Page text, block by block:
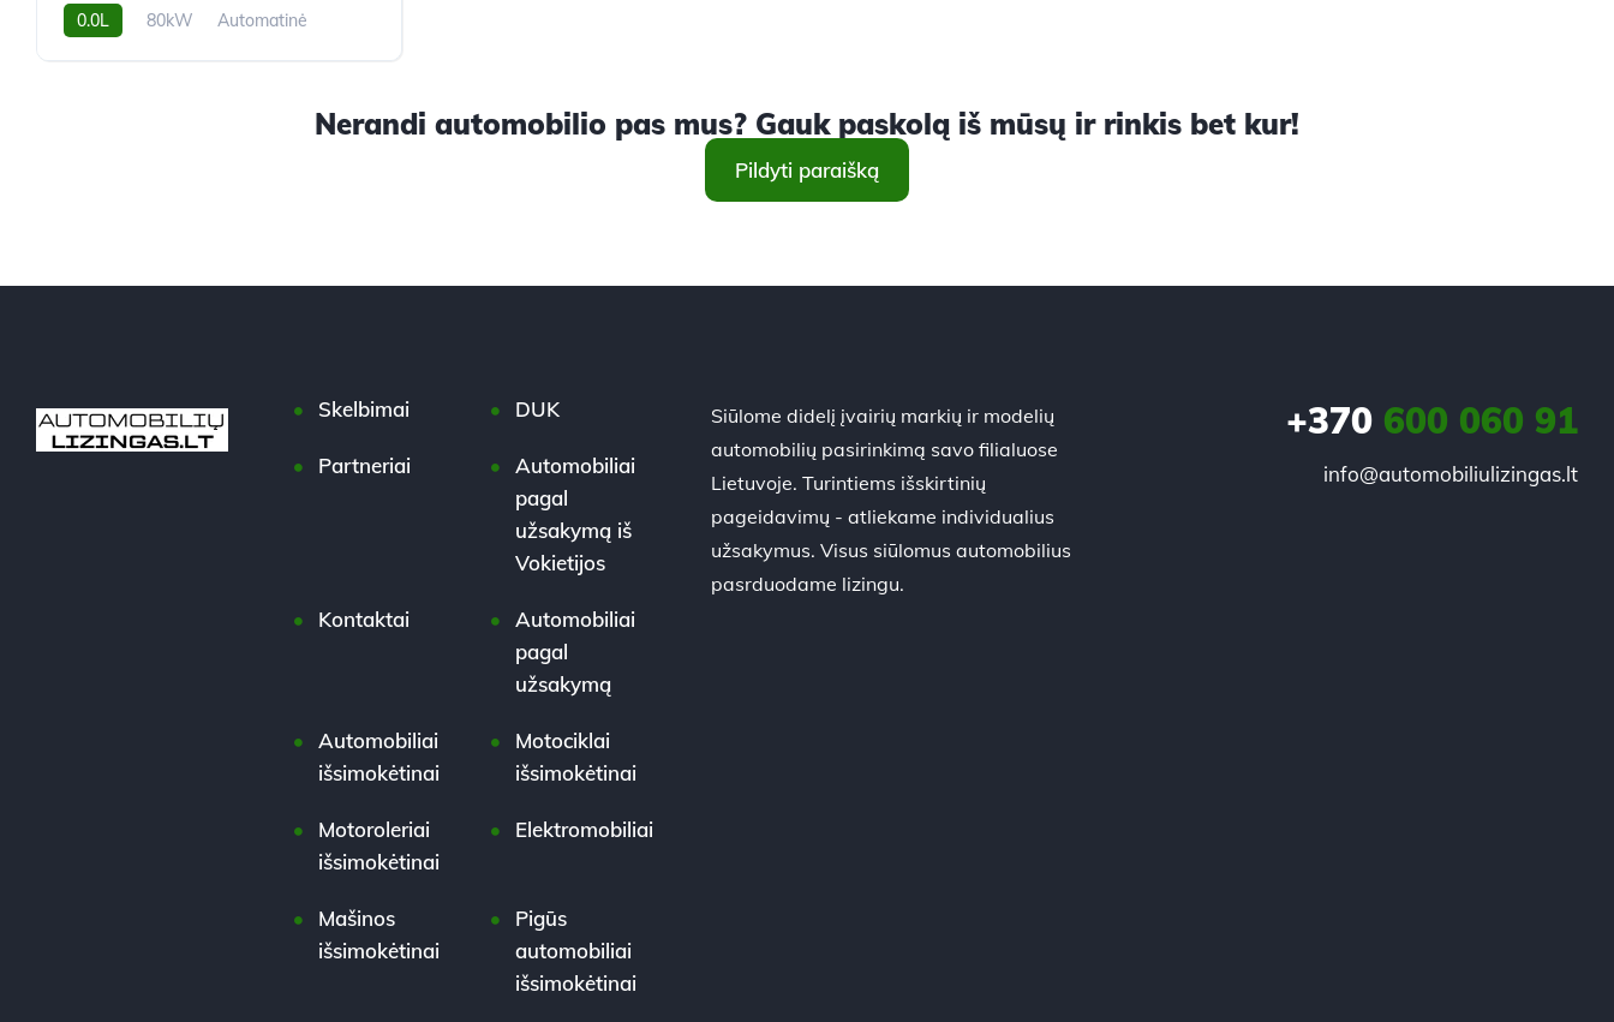
0.0L 80kW
Automatinė
Nerandi automobilio pas mus? Gauk paskolą iš mūsų ir rinkis bet kur!
Pildyti paraišką
Skelbimai DUK
Partneriai
Automobiliai
pagal
užsakymą iš
Vokietijos
Kontaktai
Automobiliai
pagal
užsakymą
Automobiliai
išsimokėtinai
Motociklai
išsimokėtinai
Motoroleriai
išsimokėtinai
Elektromobiliai
Mašinos
išsimokėtinai
Pigūs
automobiliai
išsimokėtinai
Siūlome didelį įvairių markių ir modelių
automobilių pasirinkimą savo filialuose
Lietuvoje. Turintiems išskirtinių
pageidavimų - atliekame individualius
užsakymus. Visus siūlomus automobilius
pasrduodame lizingu.
+370600 060 91
info@automobiliulizingas.lt